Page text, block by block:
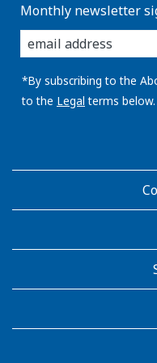
Monthly newsletter
enter
you
email
address:
*By subscribing to the
to the Legal terms below.